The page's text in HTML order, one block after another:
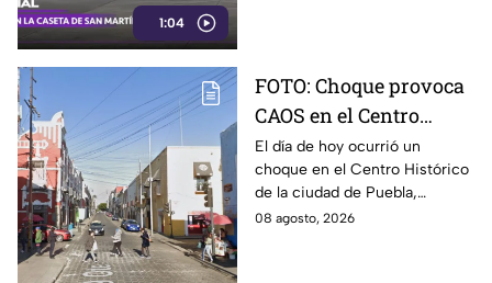
1:04
FOTO: Choque provoca
CAOS en el Centro
Histórico HOY sábado;
vías alternas
El día de hoy ocurrió un
choque en el Centro Histórico
de la ciudad de Puebla,
ocasionando caos en la
08 agosto, 2026